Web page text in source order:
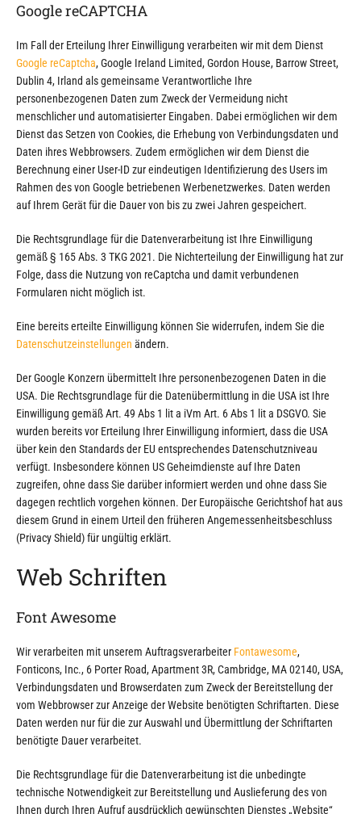
Google reCAPTCHA
Im Fall der Erteilung Ihrer Einwilligung verarbeiten wir mit dem Dienst
Google reCaptcha, Google Ireland Limited, Gordon House, Barrow Street,
Dublin 4, Irland als gemeinsame Verantwortliche Ihre
personenbezogenen Daten zum Zweck der Vermeidung nicht
menschlicher und automatisierter Eingaben. Dabei ermöglichen wir dem
Dienst das Setzen von Cookies, die Erhebung von Verbindungsdaten und
Daten ihres Webbrowsers. Zudem ermöglichen wir dem Dienst die
Berechnung einer User-ID zur eindeutigen Identifizierung des Users im
Rahmen des von Google betriebenen Werbenetzwerkes. Daten werden
auf Ihrem Gerät für die Dauer von bis zu zwei Jahren gespeichert.
Die Rechtsgrundlage für die Datenverarbeitung ist Ihre Einwilligung
gemäß § 165 Abs. 3 TKG 2021. Die Nichterteilung der Einwilligung hat zur
Folge, dass die Nutzung von reCaptcha und damit verbundenen
Formularen nicht möglich ist.
Eine bereits erteilte Einwilligung können Sie widerrufen, indem Sie die
Datenschutzeinstellungen ändern.
Der Google Konzern übermittelt Ihre personenbezogenen Daten in die
USA. Die Rechtsgrundlage für die Datenübermittlung in die USA ist Ihre
Einwilligung gemäß Art. 49 Abs 1 lit a iVm Art. 6 Abs 1 lit a DSGVO. Sie
wurden bereits vor Erteilung Ihrer Einwilligung informiert, dass die USA
über kein den Standards der EU entsprechendes Datenschutzniveau
verfügt. Insbesondere können US Geheimdienste auf Ihre Daten
zugreifen, ohne dass Sie darüber informiert werden und ohne dass Sie
dagegen rechtlich vorgehen können. Der Europäische Gerichtshof hat aus
diesem Grund in einem Urteil den früheren Angemessenheitsbeschluss
(Privacy Shield) für ungültig erklärt.
Web Schriften
Font Awesome
Wir verarbeiten mit unserem Auftragsverarbeiter Fontawesome,
Fonticons, Inc., 6 Porter Road, Apartment 3R, Cambridge, MA 02140, USA,
Verbindungsdaten und Browserdaten zum Zweck der Bereitstellung der
vom Webbrowser zur Anzeige der Website benötigten Schriftarten. Diese
Daten werden nur für die zur Auswahl und Übermittlung der Schriftarten
benötigte Dauer verarbeitet.
Die Rechtsgrundlage für die Datenverarbeitung ist die unbedingte
technische Notwendigkeit zur Bereitstellung und Auslieferung des von
Ihnen durch Ihren Aufruf ausdrücklich gewünschten Dienstes „Website“